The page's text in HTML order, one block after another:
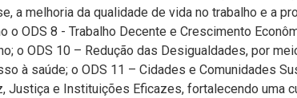
a melhoria da qualidade de vida no trabalho e a
ODS 8 - Trabalho Decente e Crescimento
o ODS 10 – Redução das Desigualdades, por
à saúde; o ODS 11 – Cidades e Comunidades
e Instituições Eficazes, fortalecendo uma